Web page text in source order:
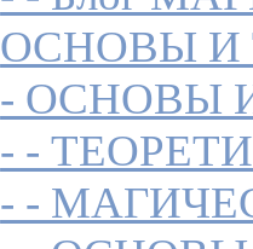
ОСНОВЫ И
- ОСНОВЫ
- -
- -